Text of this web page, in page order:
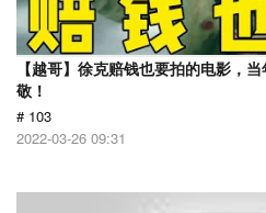
【越哥】徐克赔钱也要拍的电影，
敬！
# 103
2022-03-26 09:31